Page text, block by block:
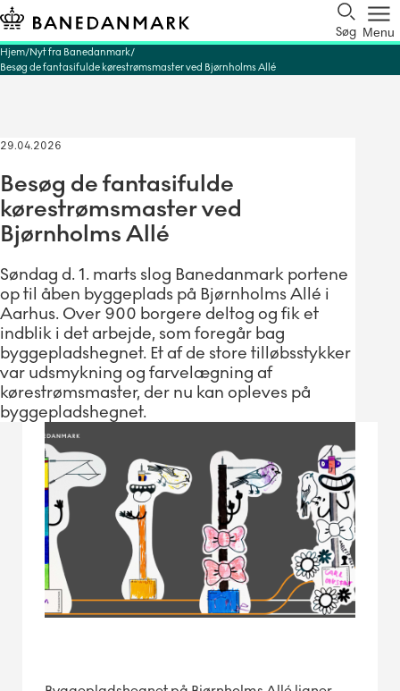
Søg Menu
Hjem Nyt fra Banedanmark
Besøg de fantasifulde kørestrømsmaster ved Bjørnholms Allé
29.04.2026
Besøg de fantasifulde
kørestrømsmaster ved
Bjørnholms Allé
Søndag d. 1. marts slog Banedanmark portene
op til åben byggeplads på Bjørnholms Allé i
Aarhus. Over 900 borgere deltog og fik et
indblik i det arbejde, som foregår bag
byggepladshegnet. Et af de store tilløbsstykker
var udsmykning og farvelægning af
kørestrømsmaster, der nu kan opleves på
byggepladshegnet.